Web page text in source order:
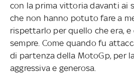
con la prima vittoria davanti ai
che non hanno potuto fare a
rispettarlo per quello che era,
sempre. Come quando fu
di partenza della MotoGp, per
aggressiva e generosa.